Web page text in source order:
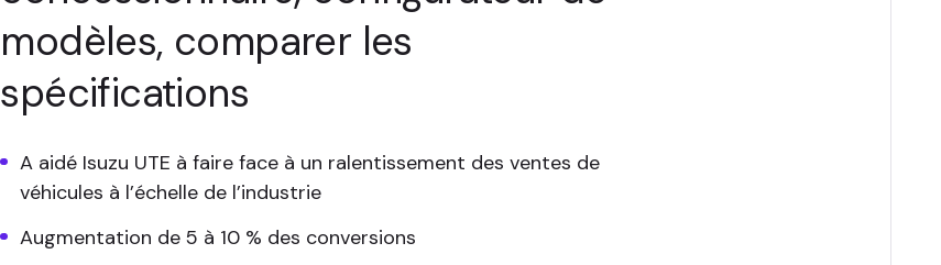
modèles, comparer les
spécifications
A aidé Isuzu UTE à faire face à un ralentissement des ventes de
véhicules à l’échelle de l’industrie
Augmentation de 5 à 10 % des conversions